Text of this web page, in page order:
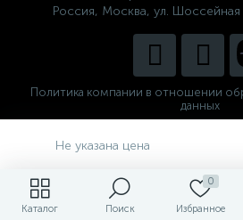
Каталог Поиск
0
Избранное
Не указана цена
Россия, Москва, ул.
Политика компании в отношении
данных